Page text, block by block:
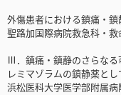
外傷患者における鎮痛・鎮
聖路加国際病院救急科・
Ⅲ．鎮痛・鎮静のさらなる
レミマゾラムの鎮静薬と
浜松医科大学医学部附属